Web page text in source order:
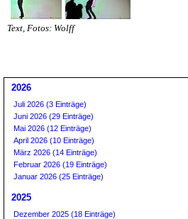
Text, Fotos: Wolff
2026
Juli 2026 (3 Einträge)
Juni 2026 (29 Einträge)
Mai 2026 (12 Einträge)
April 2026 (10 Einträge)
März 2026 (14 Einträge)
Februar 2026 (19 Einträge)
Januar 2026 (25 Einträge)
2025
Dezember 2025 (18 Einträge)